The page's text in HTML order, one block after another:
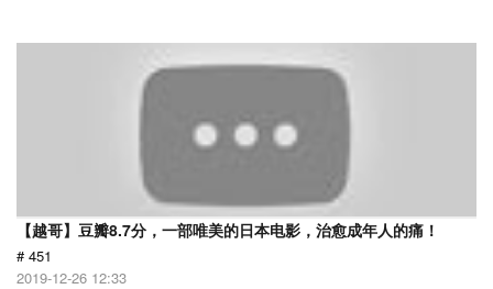
【越哥】豆瓣8.7分，一部唯美的日本电影，治愈成年人的痛！
# 451
2019-12-26 12:33